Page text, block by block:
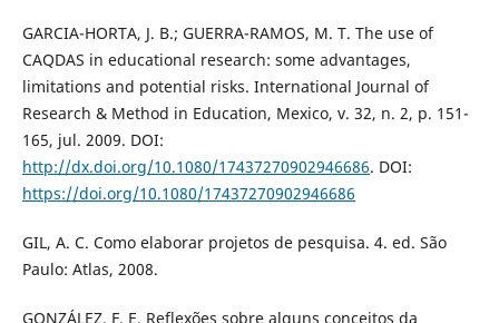
GARCIA-HORTA, J. B.; GUERRA-RAMOS, M. T. The use of
CAQDAS in educational research: some advantages,
limitations and potential risks. International Journal of
Research & Method in Education, Mexico, v. 32, n. 2, p. 151-
165, jul. 2009. DOI:
http://dx.doi.org/10.1080/17437270902946686. DOI:
https://doi.org/10.1080/17437270902946686
GIL, A. C. Como elaborar projetos de pesquisa. 4. ed. São
Paulo: Atlas, 2008.
GONZÁLEZ, F. E. Reflexões sobre alguns conceitos da